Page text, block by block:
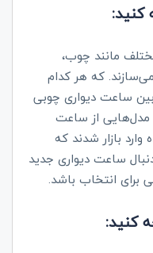
مانند چوب،
که هر کدام
بین ساعت دیواری چوبی
مدل‌هایی از ساعت
بازار شدند که
ساعت دیواری جدید
برای انتخاب باشد.
کنید: